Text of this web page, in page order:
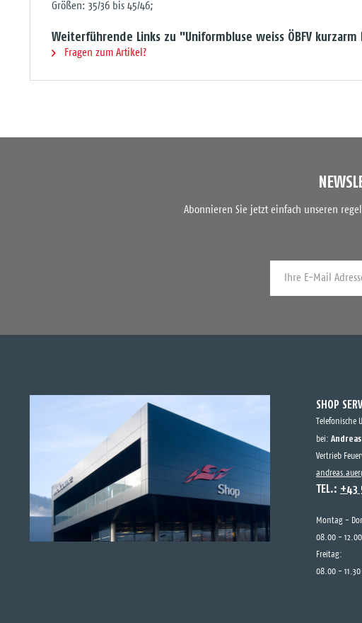
Größen: 35/36 bis 45/46;
Weiterführende Links zu "Uniformbluse weiss ÖBFV kurzarm
Fragen zum Artikel?
Abonnieren Sie jetzt einfach unseren
SHOP
bei:
Vertrieb
TEL.: +43
Montag -
08.00 -
Freitag:
08.00 - 11.30